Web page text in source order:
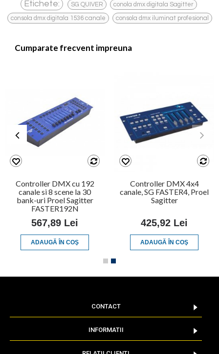
Etichete: SG QUIVER conola dmx digitala Sagitter
consola dmx digitala 1536 canale , consola dmx iluminat profesional
Cumparate frecvent impreuna
Controller DMX cu 192
canale si 8 scene la 30
bank-uri Proel Sagitter
FASTER192N
567,89 Lei
ADAUGĂ ÎN COŞ
Controller DMX 4x4
canale, SG FASTER4, Proel
Sagitter
425,92 Lei
ADAUGĂ ÎN COŞ
CONTACT
INFORMATII